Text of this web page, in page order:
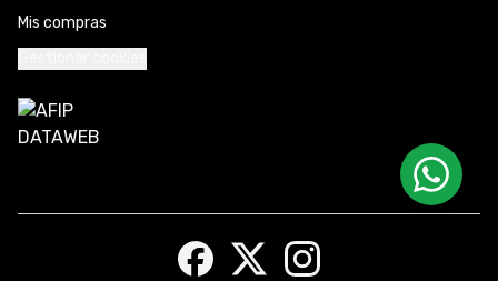
Mis compras